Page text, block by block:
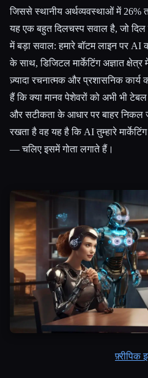
Esc
जिससे स्थानीय अर्थव्यवस्थाओं में 26%
यह एक बहुत दिलचस्प सवाल है, जो दिल
में बड़ा सवाल: हमारे बॉटम लाइन पर AI
के साथ, डिजिटल मार्केटिंग अज्ञात
ज़्यादा रचनात्मक और प्रशासनिक
हैं कि क्या मानव पेशेवरों को अभी भी टेबल
और सटीकता के आधार पर बाहर
रखता है वह यह है कि AI तुम्हारे
— चलिए इसमें गोता लगाते हैं।
फ़्रीपिक